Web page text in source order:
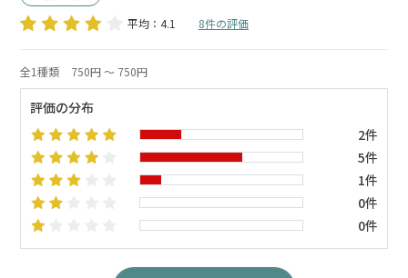
平均：4.1 8件の評価
全1種類 750円 ～ 750円
評価の分布
2件
5件
1件
0件
0件